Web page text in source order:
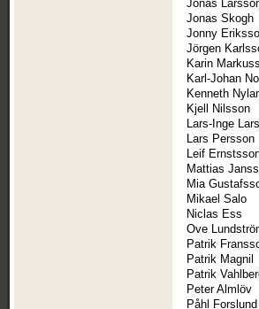
Jonas
Jonas Skogh
Jonny
Jörgen
Karin
Karl-Johan
Kenneth
Kjell Nilsson
Lars-Inge
Lars Persson
Leif
Mattias
Mia
Mikael Salo
Niclas Ess
Ove
Patrik
Patrik Magnil
Patrik
Peter Almlöv
Påhl Forslund